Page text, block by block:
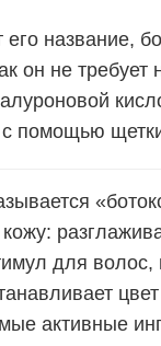
его название,
он не
с помощью
кожу:
для волос,
активные